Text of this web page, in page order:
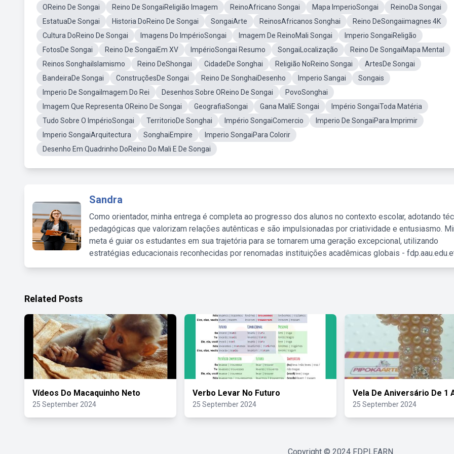
OReino De Songai
Reino De SongaiReligião Imagem ReinoAfricano Songai Mapa ImperioSongai
ReinoDa Songai
EstatuaDe Songai
Historia DoReino De Songai SongaiArte ReinosAfricanos Songhai
Reino DeSongaiimagnes 4K
Cultura DoReino De Songai
Imagens Do ImpérioSongai Imagem De ReinoMali Songai
Imperio SongaiReligão
FotosDe Songai
Reino De SongaiEm XV ImpérioSongai Resumo SongaiLocalização
Reino De SongaiMapa Mental
Reinos SonghaiIslamismo
Reino DeShongai CidadeDe Songhai Religião NoReino Songai
ArtesDe Songai
BandeiraDe Songai
ConstruçõesDe Songai Reino De SonghaiDesenho Imperio Sangai
Songais
Imperio De SongaiImagem Do Rei
Desenhos Sobre OReino De Songai
PovoSonghai
Imagem Que Representa OReino De Songai
GeografiaSongai Gana MaliE Songai
Império SongaiToda Matéria
Tudo Sobre O ImpérioSongai
TerritorioDe Songhai Império SongaiComercio
Imperio De SongaiPara Imprimir
Imperio SongaiArquitectura
SonghaiEmpire
Imperio SongaiPara Colorir
Desenho Em Quadrinho DoReino Do Mali E De Songai
Sandra
Como orientador, minha entrega é completa ao progresso dos alunos no contexto escolar, adotando
pedagógicas que valorizam relações autênticas e são impulsionadas por criatividade e entusiasmo.
meta é guiar os estudantes em sua trajetória para se tornarem uma geração excepcional, utilizando
estratégias educacionais reconhecidas por renomadas instituições acadêmicas globais -
Related Posts
Vídeos Do Macaquinho Neto
25 September 2024
Verbo Levar No Futuro
25 September 2024
Vela De Aniversário De 1
25 September 2024
Copyright © 2024 FDPLEARN